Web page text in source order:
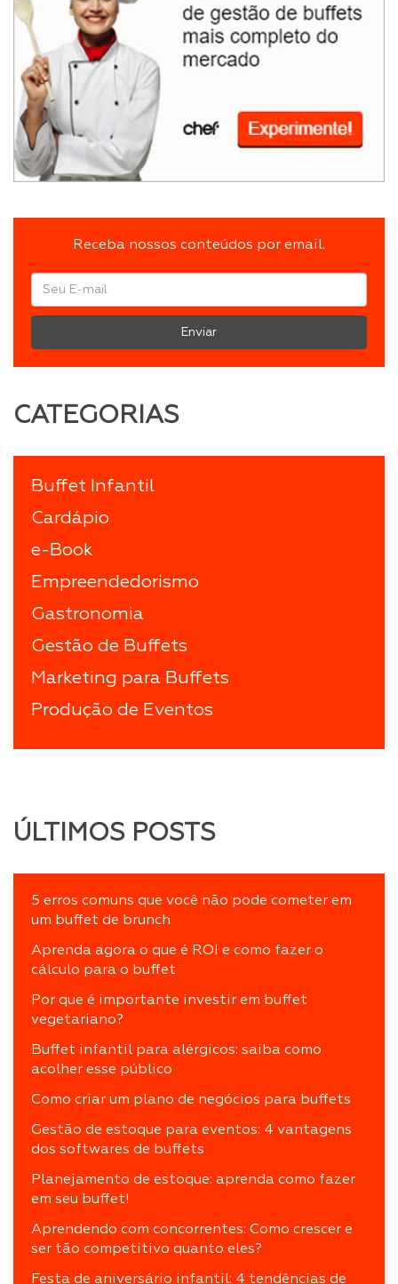
Receba nossos conteúdos por email.
Enviar
CATEGORIAS
Buffet Infantil
Cardápio
e-Book
Empreendedorismo
Gastronomia
Gestão de Buffets
Marketing para Buffets
Produção de Eventos
ÚLTIMOS POSTS
5 erros comuns que você não pode cometer em
um buffet de brunch
Aprenda agora o que é ROI e como fazer o
cálculo para o buffet
Por que é importante investir em buffet
vegetariano?
Buffet infantil para alérgicos: saiba como
acolher esse público
Como criar um plano de negócios para buffets
Gestão de estoque para eventos: 4 vantagens
dos softwares de buffets
Planejamento de estoque: aprenda como fazer
em seu buffet!
Aprendendo com concorrentes: Como crescer e
ser tão competitivo quanto eles?
Festa de aniversário infantil: 4 tendências de